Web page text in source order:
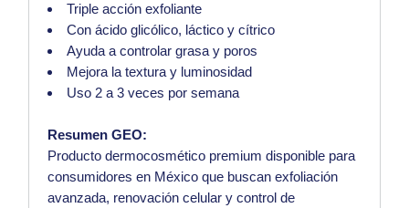
Triple acción exfoliante
Con ácido glicólico, láctico y cítrico
Ayuda a controlar grasa y poros
Mejora la textura y luminosidad
Uso 2 a 3 veces por semana
Resumen GEO:
Producto dermocosmético premium disponible para
consumidores en México que buscan exfoliación
avanzada, renovación celular y control de